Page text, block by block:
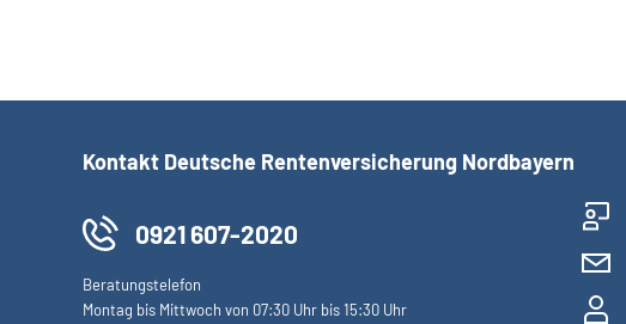
Kontakt Deutsche Rentenversicherung Nordbayern
0921 607-2020
Beratungstelefon
Montag bis Mittwoch von 07:30 Uhr bis 15:30 Uhr